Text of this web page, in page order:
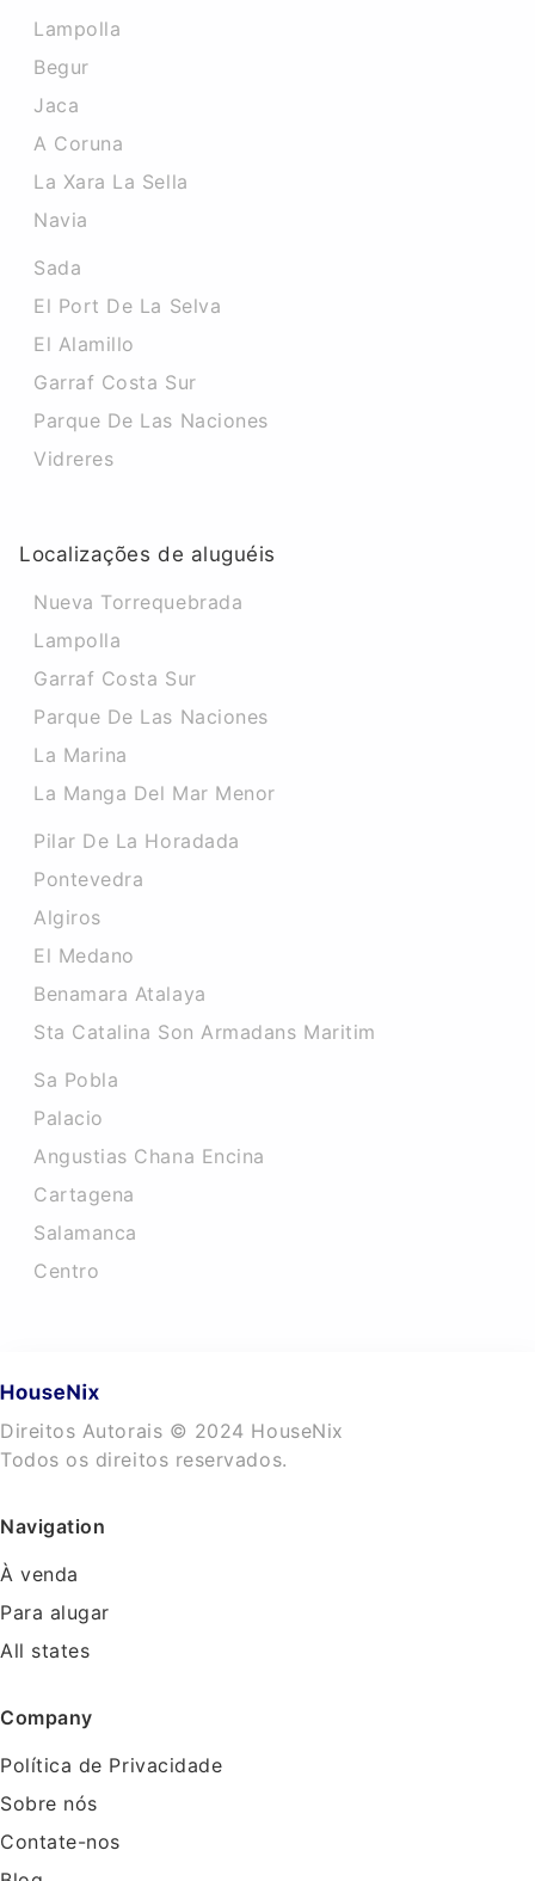
Lampolla
Begur
Jaca
A Coruna
La Xara La Sella
Navia
Sada
El Port De La Selva
El Alamillo
Garraf Costa Sur
Parque De Las Naciones
Vidreres
Localizações de aluguéis
Nueva Torrequebrada
Lampolla
Garraf Costa Sur
Parque De Las Naciones
La Marina
La Manga Del Mar Menor
Pilar De La Horadada
Pontevedra
Algiros
El Medano
Benamara Atalaya
Sta Catalina Son Armadans Maritim
Sa Pobla
Palacio
Angustias Chana Encina
Cartagena
Salamanca
Centro
Direitos Autorais © 2024 HouseNix
Todos os direitos reservados.
Navigation
À venda
Para alugar
All states
Company
Política de Privacidade
Sobre nós
Contate-nos